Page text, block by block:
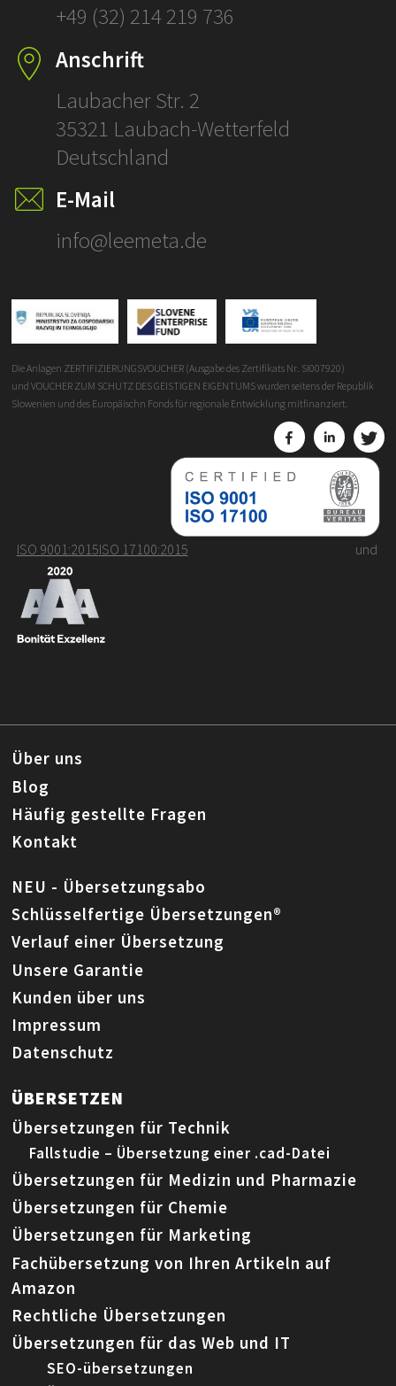
+49 (32) 214 219 736
Anschrift
Laubacher Str. 2
35321 Laubach-Wetterfeld
Deutschland
E-Mail
info@leemeta.de
Die Anlagen ZERTIFIZIERUNGSVOUCHER (Ausgabe des Zertifikats Nr. SI007920)
und VOUCHER ZUM SCHUTZ DES GEISTIGEN EIGENTUMS wurden seitens der Republik
Slowenien und des Europäischn Fonds für regionale Entwicklung mitfinanziert.
ISO 9001:2015 und
ISO 17100:2015
Über uns
Blog
Häufig gestellte Fragen
Kontakt
NEU - Übersetzungsabo
Schlüsselfertige Übersetzungen®
Verlauf einer Übersetzung
Unsere Garantie
Kunden über uns
Impressum
Datenschutz
ÜBERSETZEN
Übersetzungen für Technik
Fallstudie – Übersetzung einer .cad-Datei
Übersetzungen für Medizin und Pharmazie
Übersetzungen für Chemie
Übersetzungen für Marketing
Fachübersetzung von Ihren Artikeln auf
Amazon
Rechtliche Übersetzungen
Übersetzungen für das Web und IT
SEO-übersetzungen